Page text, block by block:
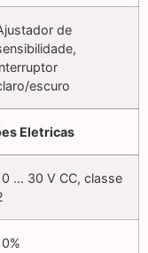
de
escuro
Eletricas
… 30 V CC, classe